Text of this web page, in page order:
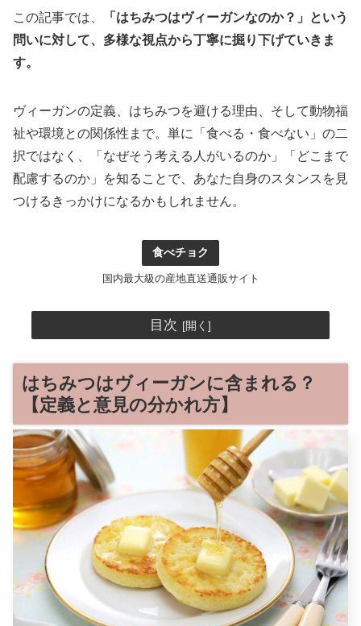
この記事では、
「はちみつはヴィーガンなのか？」という
問いに対して、多様な視点から丁寧に掘り下げていきま
す。
ヴィーガンの定義、はちみつを避ける理由、そして動物福
祉や環境との関係性まで。単に「食べる・食べない」の二
択ではなく、「なぜそう考える人がいるのか」「どこまで
配慮するのか」を知ることで、あなた自身のスタンスを見
つけるきっかけになるかもしれません。
食べチョク
国内最大級の産地直送通販サイト
目次
はちみつはヴィーガンに含まれる？
【定義と意見の分かれ方】